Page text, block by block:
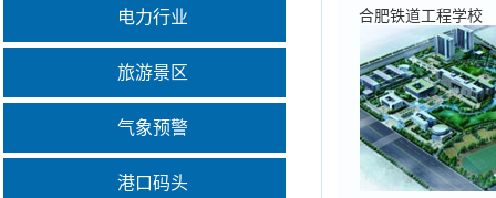
电力行业
旅游景区
气象预警
港口码头
合肥铁道工程学校